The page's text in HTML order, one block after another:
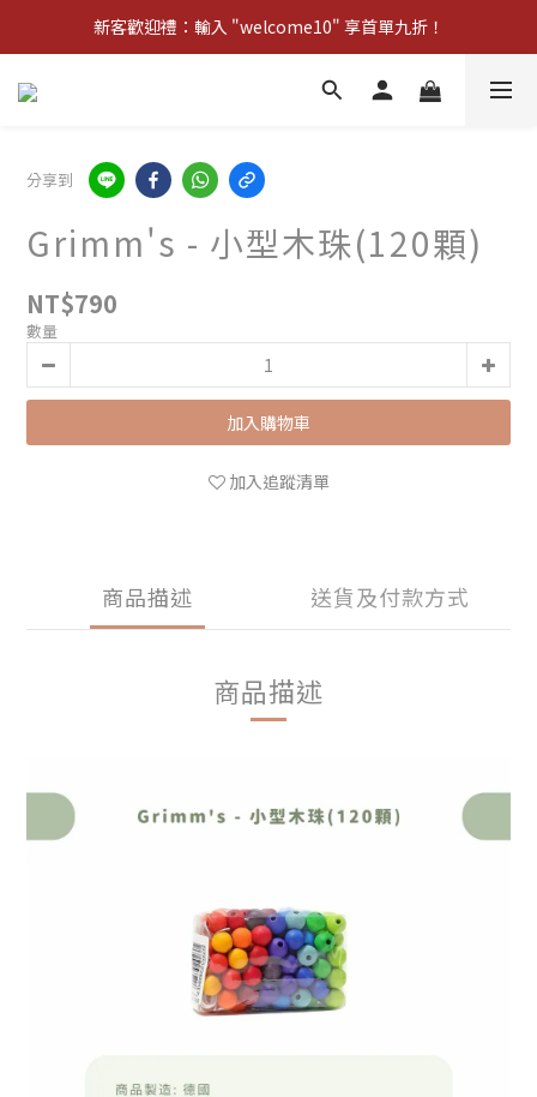
新客歡迎禮：輸入 "welcome10" 享首單九折！
新客歡迎禮：輸入 "welcome10" 享首單九折！
Pom d'Api 畢業特典 · 全品項買一送一
分享到
Grimm's - 小型木珠(120顆)
NT$790
數量
加入購物車
加入追蹤清單
商品描述 送貨及付款方式
商品描述